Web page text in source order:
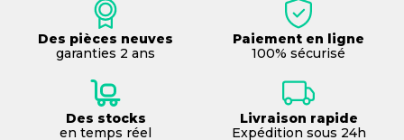
Des pièces neuves
garanties 2 ans
Paiement en ligne
100% sécurisé
Des stocks
en temps réel
Livraison rapide
Expédition sous 24h